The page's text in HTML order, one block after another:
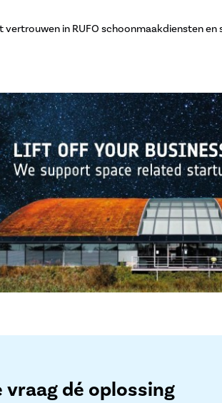
vertrouwen in RUFO schoonmaakdiensten
vraag dé oplossing